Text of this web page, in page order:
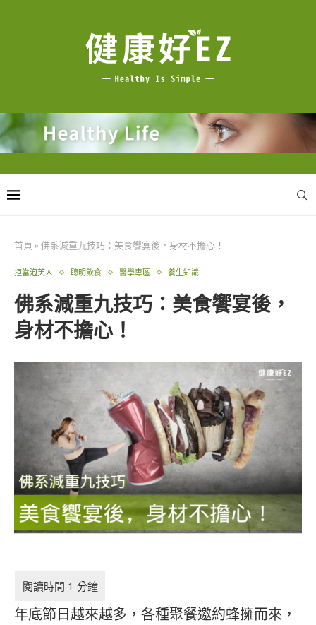
首頁 »佛系減重九技巧：美食饗宴後，身材不擔心！
拒當泡芙人 聰明飲食 醫學專區 養生知識
佛系減重九技巧：美食饗宴後，
身材不擔心！
年底節日越來越多，各種聚餐邀約蜂擁而來，